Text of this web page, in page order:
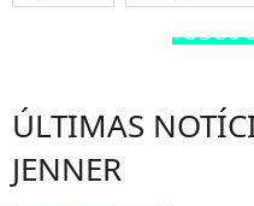
TODOS
ÚLTIMAS
JENNER